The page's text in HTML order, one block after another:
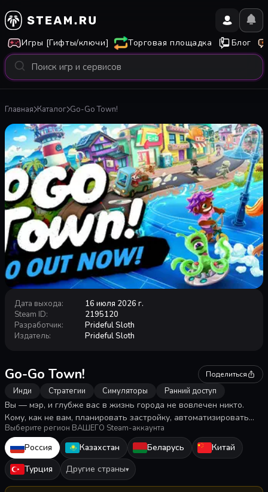
Игры [Гифты/ключи] Торговая площадка Блог
Главная Каталог Go-Go Town!
Дата выхода:
16 июля 2026 г.
Steam ID:
2195120
Разработчик:
Prideful Sloth
Издатель: Prideful Sloth
Go-Go Town! Поделиться
Инди Стратегии Симуляторы Ранний доступ
Вы — мэр, и глубже вас в жизнь города не вовлечен никто.
Кому, как не вам, планировать застройку, автоматизировать
логистику и думать о развитии? А еще разрываться между
сотней дел и затыкать инфраструктурные дыры... Играть можно
и в одиночку, и вместе с друзьями!
Выберите регион ВАШЕГО Steam-аккаунта
Россия Казахстан Беларусь
Китай
Турция
Другие страны▾